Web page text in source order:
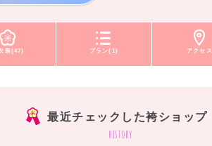
装(47) プラン(1) アクセス
最近チェックした袴ショップ
history